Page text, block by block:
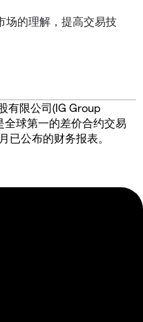
场的理解，提高交易技
有限公司(IG Group
全球第一的差价合约交易
已公布的财务报表。